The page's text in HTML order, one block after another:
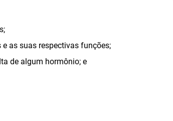
as suas respectivas funções;
de algum hormônio; e